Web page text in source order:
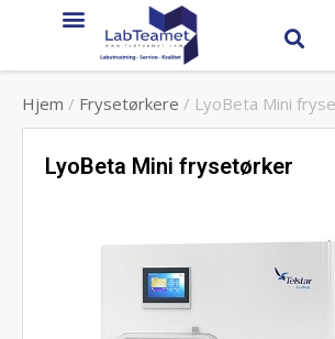
Hjem / Frysetørkere / LyoBeta Mini
LyoBeta Mini frysetørker